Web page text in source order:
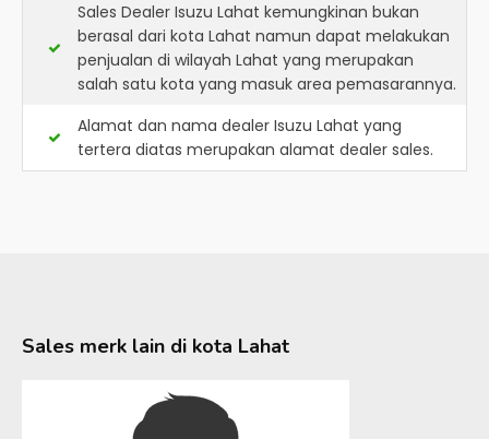
Sales Dealer Isuzu Lahat kemungkinan bukan
berasal dari kota Lahat namun dapat melakukan
penjualan di wilayah Lahat yang merupakan
salah satu kota yang masuk area pemasarannya.
Alamat dan nama dealer Isuzu Lahat yang
tertera diatas merupakan alamat dealer sales.
Sales merk lain di kota Lahat